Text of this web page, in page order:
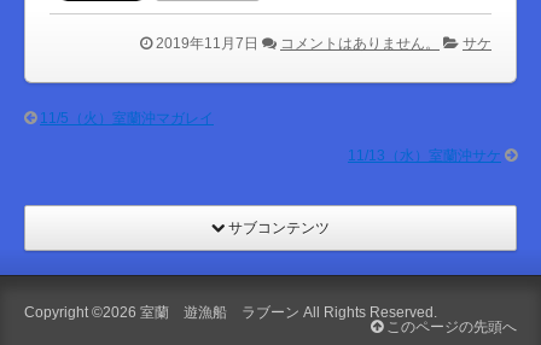
2019年11月7日 コメントはありません。 サケ
11/5（火）室蘭沖マガレイ
11/13（水）室蘭沖サケ
サブコンテンツ
Copyright ©2026 室蘭 遊漁船 ラブーン All Rights Reserved.
このページの先頭へ